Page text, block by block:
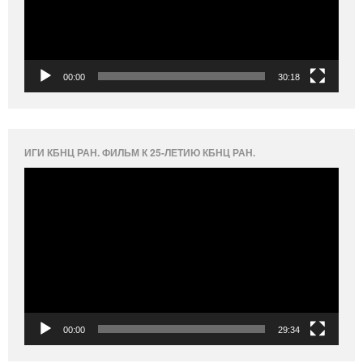
00:00 30:18
ИГИ КБНЦ РАН. ФИЛЬМ К 25-ЛЕТИЮ КБНЦ РАН.
00:00 29:34